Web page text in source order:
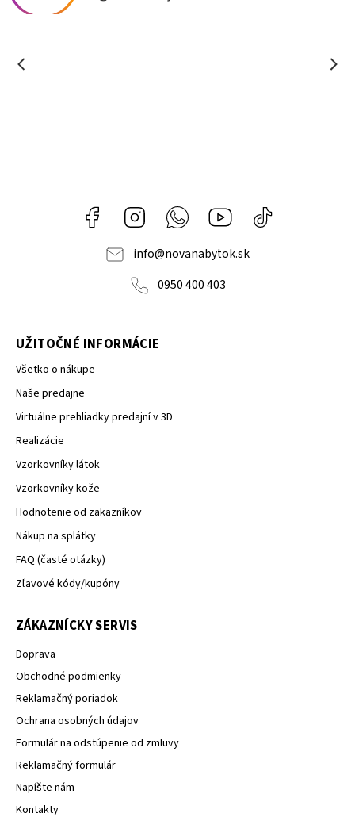
Facebook Instagram Whatsapp Youtube
nábytok
NOVA
info@novanabytok.sk
0950 400 403
UŽITOČNÉ INFORMÁCIE
Všetko o nákupe
Naše predajne
Virtuálne prehliadky predajní v 3D
Realizácie
Vzorkovníky látok
Vzorkovníky kože
Hodnotenie od zakazníkov
Nákup na splátky
FAQ (časté otázky)
Zľavové kódy/kupóny
ZÁKAZNÍCKY SERVIS
Doprava
Obchodné podmienky
Reklamačný poriadok
Ochrana osobných údajov
Formulár na odstúpenie od zmluvy
Reklamačný formulár
Napíšte nám
Kontakty